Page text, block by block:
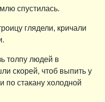
спустилась.
глядели, кричали
толпу людей в
скорей, чтоб выпить у
стакану холодной